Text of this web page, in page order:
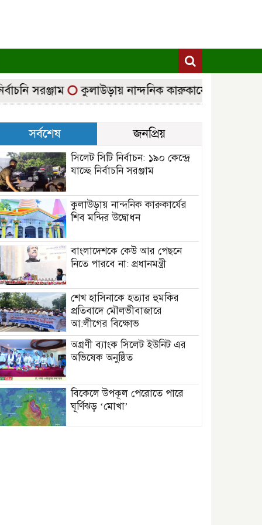
সরঞ্জাম কুলাউড়ায় নান্দনিক কারুকার্যের শিব মন্দির
সর্বশেষ জনপ্রিয়
সিলেট সিটি নির্বাচন: ১৯০ কেন্দ্রে
যাচ্ছে নির্বাচনি সরঞ্জাম
কুলাউড়ায় নান্দনিক কারুকার্যের
শিব মন্দির উদ্বোধন
বাংলাদেশকে কেউ আর পেছনে
নিতে পারবে না: প্রধানমন্ত্রী
শেখ হাসিনাকে হত্যার হুমকির
প্রতিবাদে মৌলভীবাজারে
আ:লীগের বিক্ষোভ
অগ্রণী ব্যাংক সিলেট ইউনিট এর
অভিষেক অনুষ্ঠিত
বিকেলে উপকূল পেরোতে পারে
ঘূর্ণিঝড় ‘মোখা’